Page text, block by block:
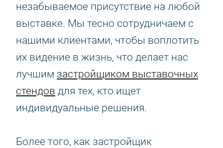
незабываемое присутствие на любой
выставке. Мы тесно сотрудничаем с
нашими клиентами, чтобы воплотить
их видение в жизнь, что делает нас
лучшим застройщиком выставочных
стендов для тех, кто ищет
индивидуальные решения.
Более того, как застройщик